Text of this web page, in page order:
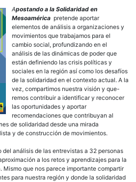
Apostando a la Solidaridad en
Mesoamérica pretende aportar
elementos de análisis a organizaciones y
movimientos que trabajamos para el
cambio social, profundizando en el
análisis de las dinámicas de poder que
están definiendo las crisis políticas y
sociales en la región así como los desafíos
de la solidaridad en el contexto actual. A la
vez, compartimos nuestra visión y que-
remos contribuir a identificar y reconocer
las oportunidades y aportar
recomendaciones que contribuyan al
de solidaridad desde una mirada
y de construcción de movimientos.
del análisis de las entrevistas a 32 personas
a los retos y aprendizajes para la
Mismo que nos parece importante compartir
para nuestra región y donde la solidaridad